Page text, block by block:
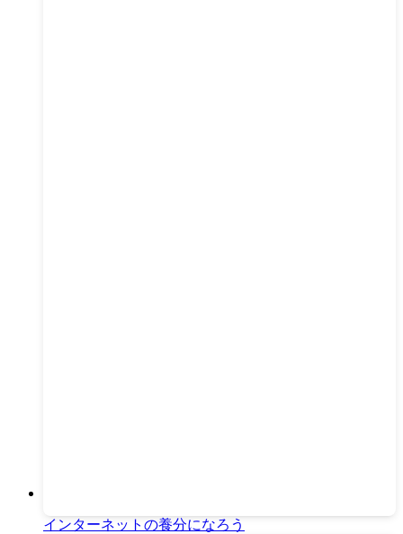
インターネットの養分になろう